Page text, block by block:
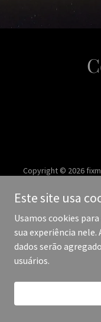
Copyright © 2026
Este site usa
Usamos cookies
sua experiência nele.
dados serão
usuários.